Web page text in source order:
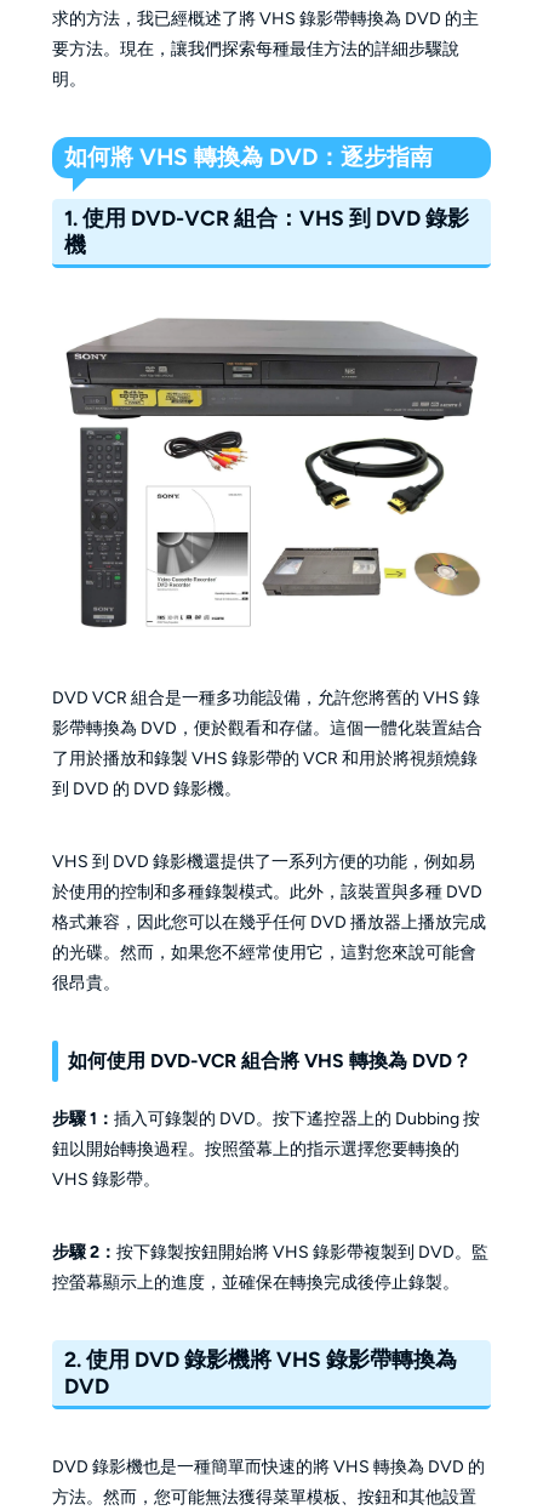
求的方法，我已經概述了將 VHS 錄影帶轉換為 DVD 的主
要方法。現在，讓我們探索每種最佳方法的詳細步驟說
明。
如何將 VHS 轉換為 DVD：逐步指南
1.使用 DVD-VCR 組合：VHS 到 DVD 錄影
機
DVD VCR 組合是一種多功能設備，允許您將舊的 VHS 錄
影帶轉換為 DVD，便於觀看和存儲。這個一體化裝置結合
了用於播放和錄製 VHS 錄影帶的 VCR 和用於將視頻燒錄
到 DVD 的 DVD 錄影機。
VHS 到 DVD 錄影機還提供了一系列方便的功能，例如易
於使用的控制和多種錄製模式。此外，該裝置與多種 DVD
格式兼容，因此您可以在幾乎任何 DVD 播放器上播放完成
的光碟。然而，如果您不經常使用它，這對您來說可能會
很昂貴。
如何使用 DVD-VCR 組合將 VHS 轉換為 DVD？
步驟 1： 插入可錄製的 DVD。按下遙控器上的 Dubbing 按
鈕以開始轉換過程。按照螢幕上的指示選擇您要轉換的
VHS 錄影帶。
步驟 2： 按下錄製按鈕開始將 VHS 錄影帶複製到 DVD。監
控螢幕顯示上的進度，並確保在轉換完成後停止錄製。
2. 使用 DVD 錄影機將 VHS 錄影帶轉換為
DVD
DVD 錄影機也是一種簡單而快速的將 VHS 轉換為 DVD 的
方法。然而，您可能無法獲得菜單模板、按鈕和其他設置